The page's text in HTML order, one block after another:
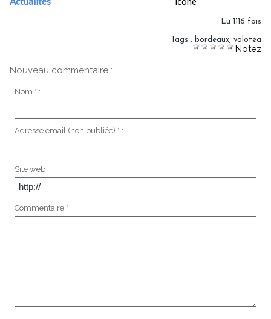
Lu 1116 fois
Tags : bordeaux, volotea
Notez
Nouveau commentaire :
Nom * :
Adresse email (non publiée) * :
Site web :
Commentaire * :